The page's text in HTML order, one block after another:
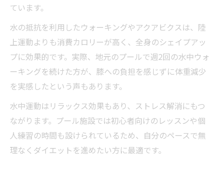
ています。
水の抵抗を利用したウォーキングやアクアビクスは、陸
上運動よりも消費カロリーが高く、全身のシェイプアッ
プに効果的です。実際、地元のプールで週2回の水中ウォ
ーキングを続けた方が、膝への負担を感じずに体重減少
を実感したという声もあります。
水中運動はリラックス効果もあり、ストレス解消にもつ
ながります。プール施設では初心者向けのレッスンや個
人練習の時間も設けられているため、自分のペースで無
理なくダイエットを進めたい方に最適です。